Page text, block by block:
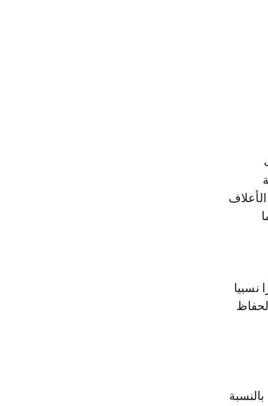
نسبيا
الأسعار ما بين 2000 و4000 درهم بالنسبة